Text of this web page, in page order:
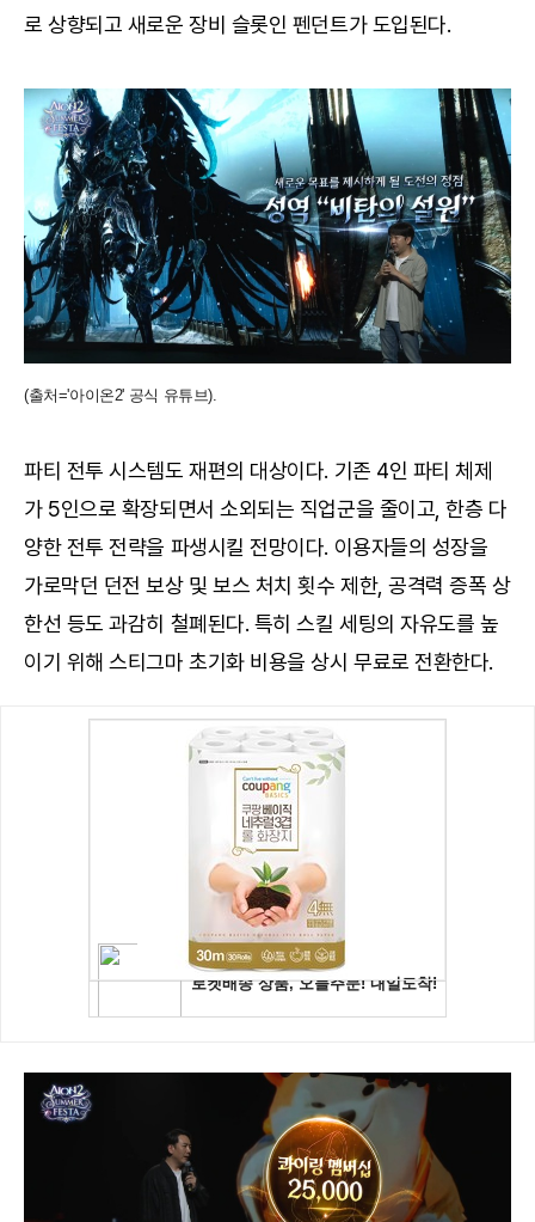
로 상향되고 새로운 장비 슬롯인 펜던트가 도입된다.
(출처='아이온2' 공식 유튜브).
파티 전투 시스템도 재편의 대상이다. 기존 4인 파티 체제
가 5인으로 확장되면서 소외되는 직업군을 줄이고, 한층 다
양한 전투 전략을 파생시킬 전망이다. 이용자들의 성장을
가로막던 던전 보상 및 보스 처치 횟수 제한, 공격력 증폭 상
한선 등도 과감히 철폐된다. 특히 스킬 세팅의 자유도를 높
이기 위해 스티그마 초기화 비용을 상시 무료로 전환한다.